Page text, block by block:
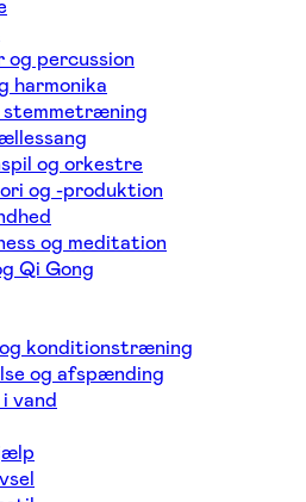
og percussion
harmonika
stemmetræning
og orkestre
og -produktion
og meditation
Qi Gong
konditionstræning
og afspænding
vand